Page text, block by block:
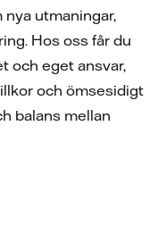
utmaningar,
Hos oss får du
och eget ansvar,
och ömsesidigt
balans mellan